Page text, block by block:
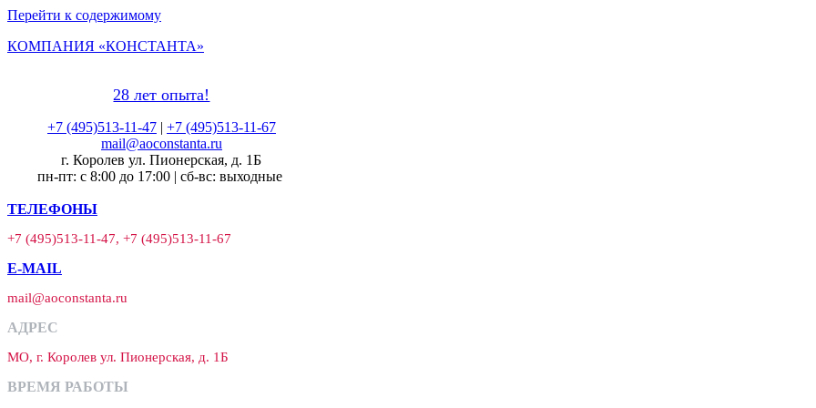
Перейти к содержимому
КОМПАНИЯ «КОНСТАНТА»
28 лет опыта!
+7 (495)513-11-47| +7 (495)513-11-67
mail@aoconstanta.ru
г. Королев ул. Пионерская, д. 1Б
пн-пт: с 8:00 до 17:00 | сб-вс: выходные
ТЕЛЕФОНЫ
+7 (495)513-11-47, +7 (495)513-11-67
E-MAIL
mail@aoconstanta.ru
АДРЕС
МО, г. Королев ул. Пионерская, д. 1Б
ВРЕМЯ РАБОТЫ